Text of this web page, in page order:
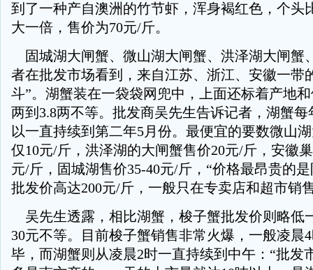
到了一种产自澳洲的竹节虾，浑身褐红色，个头
大一倍，售价为70元/斤。
固城湖大闸蟹、微山湖大闸蟹、洪泽湖大闸蟹
者在批发市场看到，来自江苏、浙江、安徽一带
斗”。湖蟹装在一袋袋网兜中，上面还标着产地
两到3.8两不等。批发商吴先生告诉记者，湖蟹
以一直持续到第二年5月份。最便宜的要数微山
仅10元/斤，洪泽湖的大闸蟹售价20元/斤，安徽
元/斤，固城湖售价35-40元/斤，“价格最昂贵的
批发价高达200元/斤，一般只在专卖店和超市销
吴先生透露，相比湖蟹，梭子蟹批发价则略低
30元不等。目前梭子蟹销售非常火爆，一般凌晨
毕，而湖蟹则从凌晨2时一直持续到中午：“批发